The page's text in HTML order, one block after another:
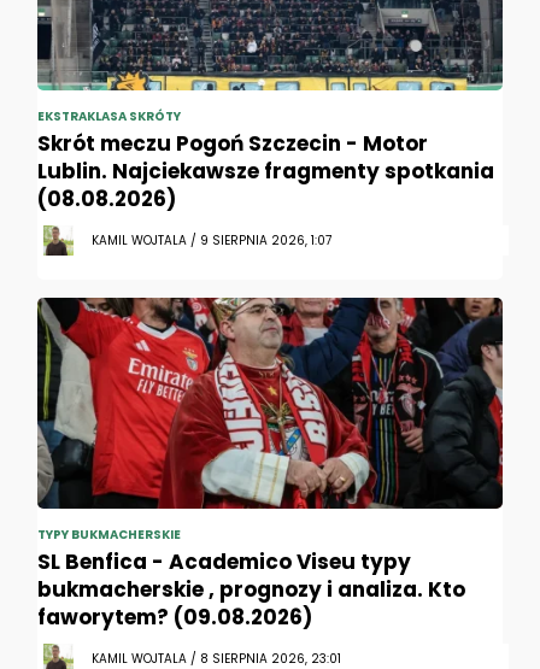
EKSTRAKLASA SKRÓTY
Skrót meczu Pogoń Szczecin - Motor
Lublin. Najciekawsze fragmenty spotkania
(08.08.2026)
KAMIL WOJTALA / 9 SIERPNIA 2026, 1:07
TYPY BUKMACHERSKIE
SL Benfica - Academico Viseu typy
bukmacherskie , prognozy i analiza. Kto
faworytem? (09.08.2026)
KAMIL WOJTALA / 8 SIERPNIA 2026, 23:01